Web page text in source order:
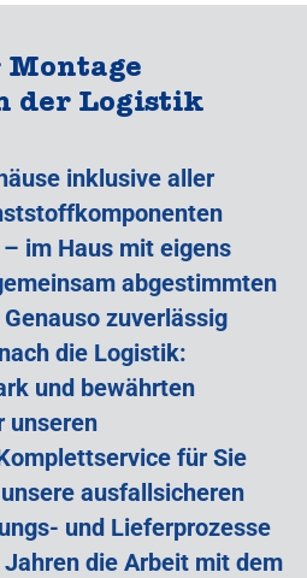
Montage
der Logistik
inklusive aller
im Haus mit eigens
abgestimmten
zuverlässig
die Logistik:
und bewährten
unseren
für Sie
ausfallsicheren
und Lieferprozesse
die Arbeit mit dem